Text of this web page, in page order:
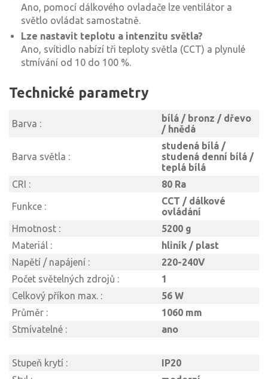
Ano, pomocí dálkového ovladače lze ventilátor a
světlo ovládat samostatně.
Lze nastavit teplotu a intenzitu světla?
Ano, svítidlo nabízí tři teploty světla (CCT) a plynulé
stmívání od 10 do 100 %.
Technické parametry
Barva :
bílá / bronz / dřevo
/ hnědá
Barva světla :
studená bílá /
studená denní bílá /
teplá bílá
CRI :
80 Ra
Funkce :
CCT / dálkové
ovládání
Hmotnost :
5200 g
Materiál :
hliník / plast
Napětí / napájení :
220-240V
Počet světelných zdrojů :
1
Celkový příkon max. :
56 W
Průměr :
1060 mm
Stmívatelné :
ano
Stupeň krytí :
IP20